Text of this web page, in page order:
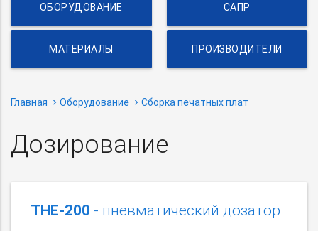
ОБОРУДОВАНИЕ САПР
МАТЕРИАЛЫ ПРОИЗВОДИТЕЛИ
Главная Оборудование Сборка печатных плат
Дозирование
THE-200 - пневматический дозатор